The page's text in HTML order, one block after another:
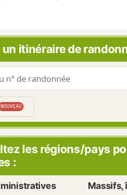
itinéraire de
NOUVEAU
les régions/pays
:
Massifs,